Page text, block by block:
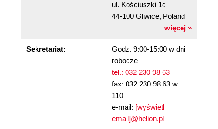
ul. Kościuszki 1c
44-100 Gliwice, Poland
więcej »
Sekretariat:
Godz. 9:00-15:00 w dni
robocze
tel.: 032 230 98 63
fax: 032 230 98 63 w.
110
e-mail: [wyświetl
email]@helion.pl